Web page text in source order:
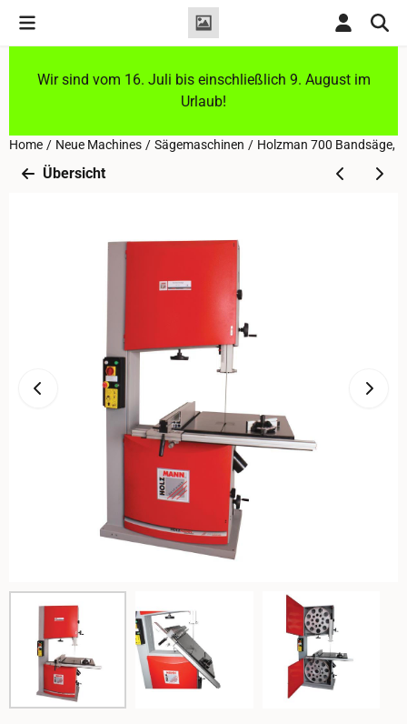
Cookie-Einstellungen sind derzeit geschlossen.
Wir sind vom 16. Juli bis einschließlich 9. August im
Urlaub!
Home / Neue Machines / Sägemaschinen / Holzman 700 Bandsäge,
Übersicht